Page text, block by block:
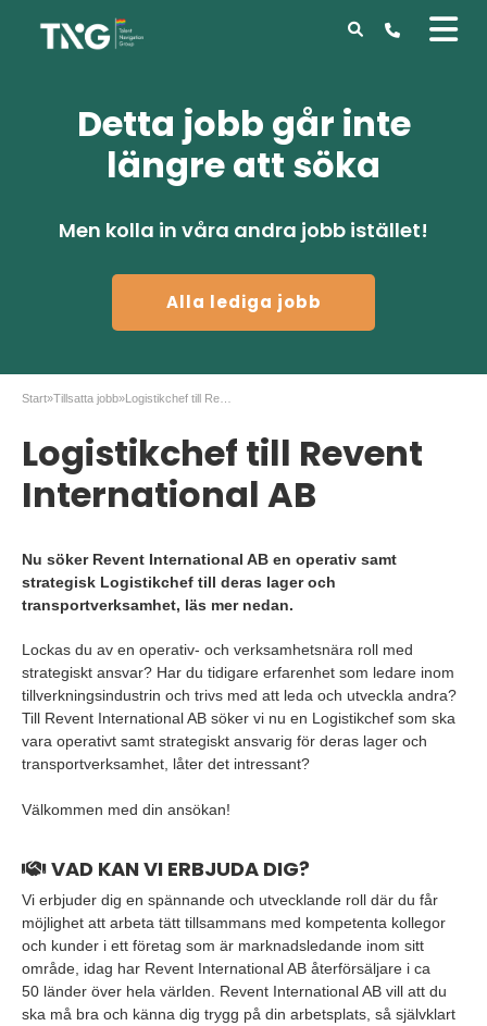
Detta jobb går inte
längre att söka
Men kolla in våra andra jobb istället!
Alla lediga jobb
Start»Tillsatta jobb»
Logistikchef till Revent
International AB
Nu söker Revent International AB en operativ samt
strategisk Logistikchef till deras lager och
transportverksamhet, läs mer nedan.
Lockas du av en operativ- och verksamhetsnära roll med
strategiskt ansvar? Har du tidigare erfarenhet som ledare inom
tillverkningsindustrin och trivs med att leda och utveckla andra?
Till Revent International AB söker vi nu en Logistikchef som ska
vara operativt samt strategiskt ansvarig för deras lager och
transportverksamhet, låter det intressant?
Välkommen med din ansökan!
VAD KAN VI ERBJUDA DIG?
Vi erbjuder dig en spännande och utvecklande roll där du får
möjlighet att arbeta tätt tillsammans med kompetenta kollegor
och kunder i ett företag som är marknadsledande inom sitt
område, idag har Revent International AB återförsäljare i ca
50 länder över hela världen. Revent International AB vill att du
ska må bra och känna dig trygg på din arbetsplats, så självklart